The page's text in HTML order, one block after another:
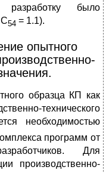
было
С54 = 1.1).
опытного
образца КП как
технического
необходимостью
программ от
Для
производственно-